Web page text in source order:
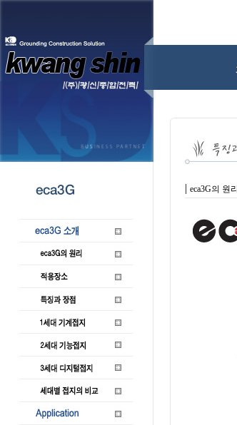
| eca3G의 원리